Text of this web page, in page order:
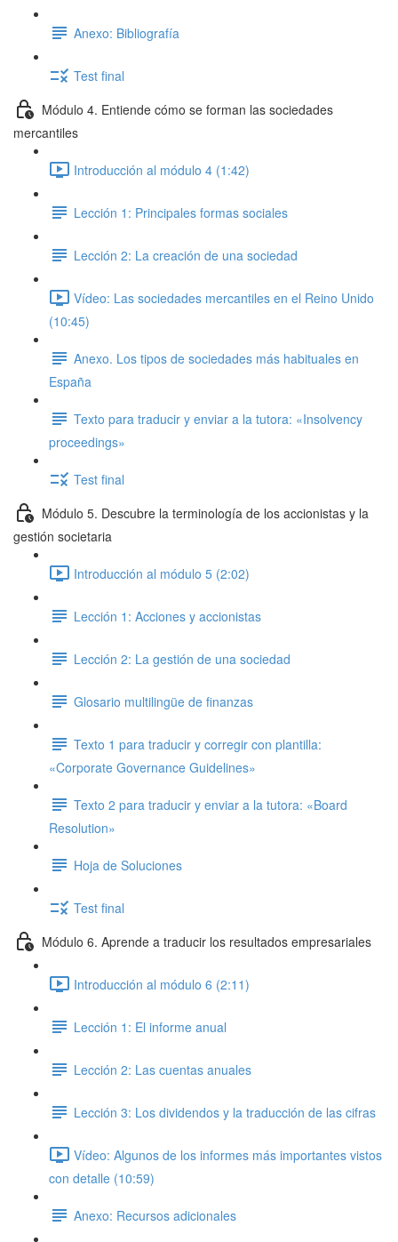
Anexo: Bibliografía
Test final
Módulo 4. Entiende cómo se forman las sociedades
mercantiles
Introducción al módulo 4 (1:42)
Lección 1: Principales formas sociales
Lección 2: La creación de una sociedad
Vídeo: Las sociedades mercantiles en el Reino Unido
(10:45)
Anexo. Los tipos de sociedades más habituales en
España
Texto para traducir y enviar a la tutora: «Insolvency
proceedings»
Test final
Módulo 5. Descubre la terminología de los accionistas y la
gestión societaria
Introducción al módulo 5 (2:02)
Lección 1: Acciones y accionistas
Lección 2: La gestión de una sociedad
Glosario multilingüe de finanzas
Texto 1 para traducir y corregir con plantilla:
«Corporate Governance Guidelines»
Texto 2 para traducir y enviar a la tutora: «Board
Resolution»
Hoja de Soluciones
Test final
Módulo 6. Aprende a traducir los resultados empresariales
Introducción al módulo 6 (2:11)
Lección 1: El informe anual
Lección 2: Las cuentas anuales
Lección 3: Los dividendos y la traducción de las cifras
Vídeo: Algunos de los informes más importantes vistos
con detalle (10:59)
Anexo: Recursos adicionales